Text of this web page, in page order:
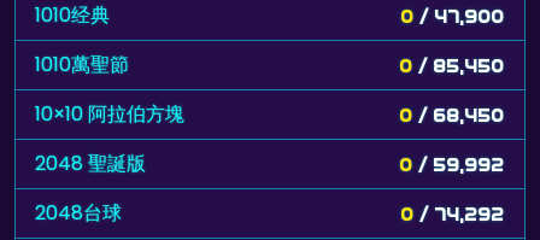
1010经典 0 / 47,900
1010萬聖節 0 / 85,450
10×10 阿拉伯方塊 0 / 68,450
2048 聖誕版 0 / 59,992
2048台球 0 / 74,292